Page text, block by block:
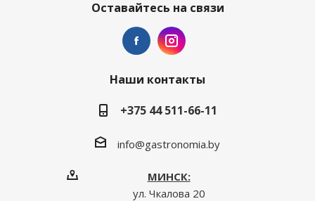
Оставайтесь на связи
Наши контакты
+375 44 511-66-11
info@gastronomia.by
МИНСК:
ул. Чкалова 20